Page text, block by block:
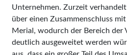
Unternehmen. Zurzeit
über einen Zusammenschluss
Merial, wodurch der Bereich der
deutlich ausgeweitet werden